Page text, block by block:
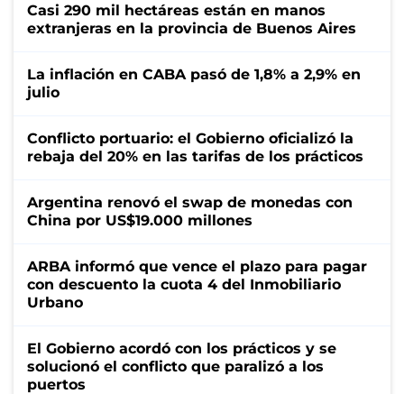
Casi 290 mil hectáreas están en manos
extranjeras en la provincia de Buenos Aires
La inflación en CABA pasó de 1,8% a 2,9% en
julio
Conflicto portuario: el Gobierno oficializó la
rebaja del 20% en las tarifas de los prácticos
Argentina renovó el swap de monedas con
China por US$19.000 millones
ARBA informó que vence el plazo para pagar
con descuento la cuota 4 del Inmobiliario
Urbano
El Gobierno acordó con los prácticos y se
solucionó el conflicto que paralizó a los
puertos